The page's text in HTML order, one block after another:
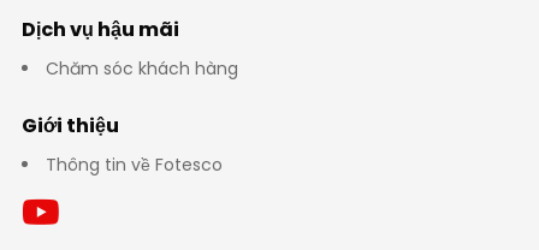
Dịch vụ hậu mãi
Chăm sóc khách hàng
Giới thiệu
Thông tin về Fotesco